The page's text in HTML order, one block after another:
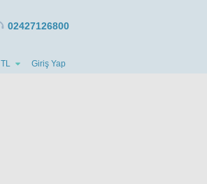
02427126800
TL Giriş Yap